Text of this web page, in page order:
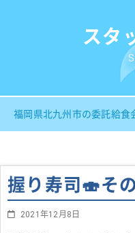
スタ
福岡県北九州市の委託給食
握り寿司🍣そ
2021年12月8日